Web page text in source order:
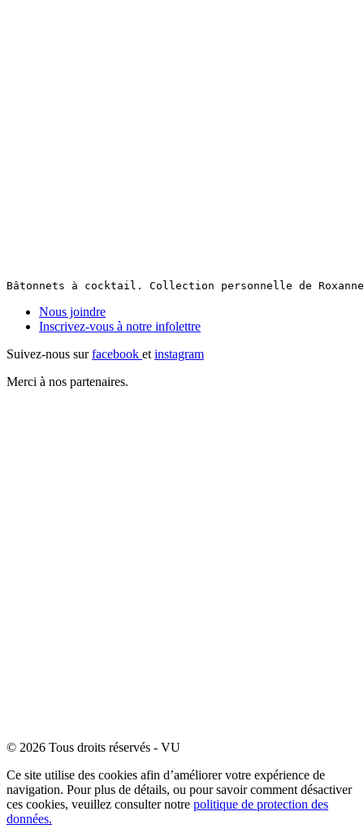
Bâtonnets à cocktail. Collection personnelle de
Nous joindre
Inscrivez-vous à notre infolettre
Suivez-nous sur facebook et instagram
Merci à nos partenaires.
© 2026 Tous droits réservés - VU
Ce site utilise des cookies afin d’améliorer votre expérience de
navigation. Pour plus de détails, ou pour savoir comment désactiver
ces cookies, veuillez consulter notre politique de protection des
données.